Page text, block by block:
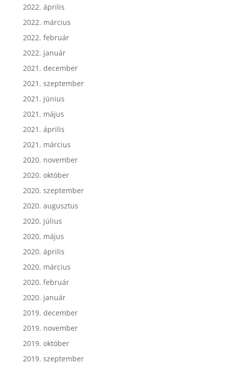
2022. április
2022. március
2022. február
2022. január
2021. december
2021. szeptember
2021. június
2021. május
2021. április
2021. március
2020. november
2020. október
2020. szeptember
2020. augusztus
2020. július
2020. május
2020. április
2020. március
2020. február
2020. január
2019. december
2019. november
2019. október
2019. szeptember